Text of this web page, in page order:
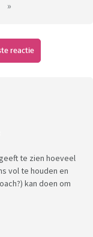
rekening, had ik
per week fors eten
vrijdag
de lunch, we
om nog meer te
achter mijn rug
hij niet afvalt...
en verder
alles tegen elkaar
geheimen
»
reactie
te zien hoeveel
vol te houden en
kan doen om